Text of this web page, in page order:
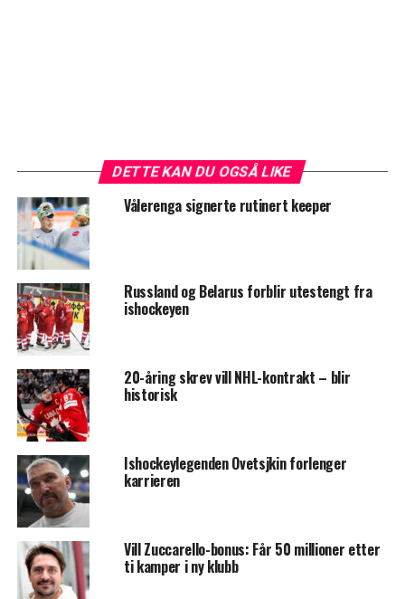
DETTE KAN DU OGSÅ LIKE
Vålerenga signerte rutinert keeper
Russland og Belarus forblir utestengt fra
ishockeyen
20-åring skrev vill NHL-kontrakt – blir
historisk
Ishockeylegenden Ovetsjkin forlenger
karrieren
Vill Zuccarello-bonus: Får 50 millioner etter
ti kamper i ny klubb